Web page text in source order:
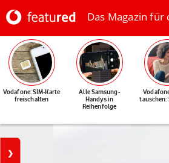
Das Magazin
Vodafone: SIM-Karte
freischalten
Alle Samsung-
Handys in
Reihenfolge
tauschen: